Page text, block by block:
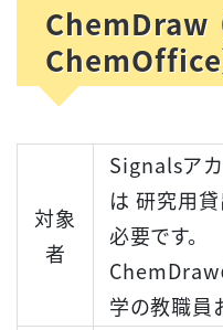
ChemDraw
ChemOffice
対象
者
Signalsアカ
は 研究用貸
必要です。
ChemDraw
学の教職員